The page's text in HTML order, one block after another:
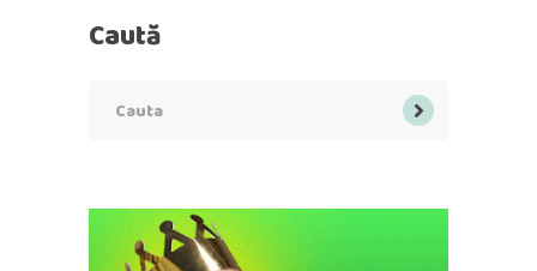
Caută
for: